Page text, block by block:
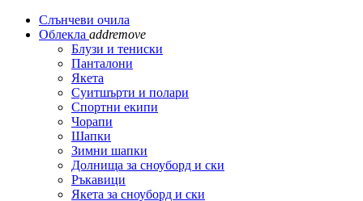
Слънчеви очила
Облекла addremove
Блузи и тениски
Панталони
Якета
Суитшърти и полари
Спортни екипи
Чорапи
Шапки
Зимни шапки
Долнища за сноуборд и ски
Ръкавици
Якета за сноуборд и ски